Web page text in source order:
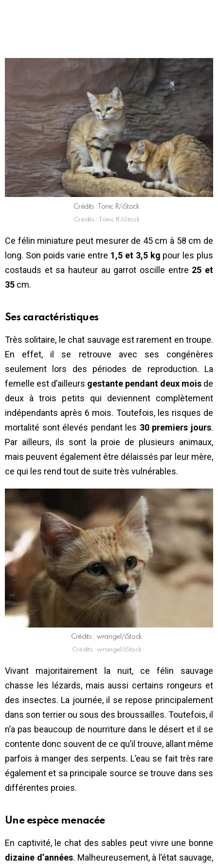
Crédits :Tonic R/iStock
Crédits : Tonic R/iStock
Ce félin miniature peut mesurer de 45 cm à 58 cm de
long. Son poids varie entre 1,5 et 3,5 kg pour les plus
costauds et sa hauteur au garrot oscille entre 25 et
35 cm.
Ses caractéristiques
Très solitaire, le chat sauvage est rarement en troupe.
En effet, il se retrouve avec ses congénères
seulement lors des périodes de reproduction. La
femelle est d’ailleurs gestante pendant deux mois de
deux à trois petits qui deviennent complètement
indépendants après 6 mois. Toutefois, les risques de
mortalité sont élevés pendant les 30 premiers jours.
Par ailleurs, ils sont la proie de plusieurs animaux,
mais peuvent également être délaissés par leur mère,
ce qui les rend tout de suite très vulnérables.
Crédits : wrangel/iStock
Crédits : wrangel/iStock
Vivant majoritairement la nuit, ce félin sauvage
chasse les lézards, mais aussi certains rongeurs et
des insectes. La journée, il se repose principalement
dans son terrier ou sous des broussailles. Toutefois, il
n’a pas beaucoup de nourriture dans le désert et il se
contente donc souvent de ce qu’il trouve, allant même
parfois à manger des serpents. L’eau se fait très rare
également et sa principale source se trouve dans ses
différentes proies.
Une espèce menacée
En captivité, le chat des sables peut vivre une bonne
dizaine d’années. Malheureusement, à l’état sauvage,